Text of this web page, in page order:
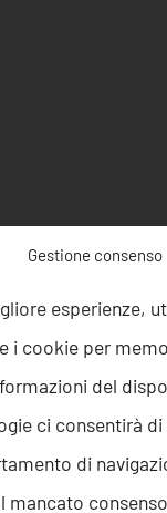
Gestione consenso
esperienze,
i cookie per
del
ci consentirà
di
mancato
di Genere